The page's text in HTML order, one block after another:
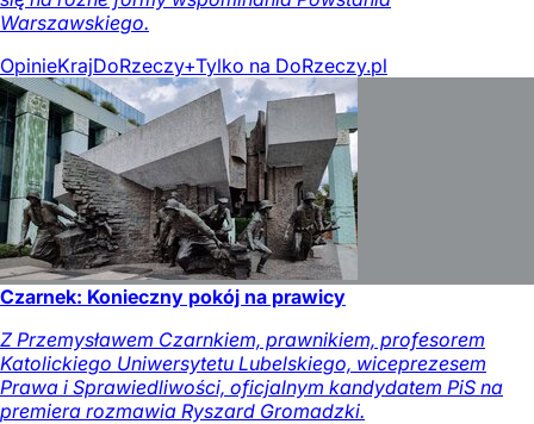
Warszawskiego.
OpinieKrajDoRzeczy+Tylko na DoRzeczy.pl
Czarnek: Konieczny pokój na prawicy
Z Przemysławem Czarnkiem, prawnikiem, profesorem
Katolickiego Uniwersytetu Lubelskiego, wiceprezesem
Prawa i Sprawiedliwości, oficjalnym kandydatem PiS na
premiera rozmawia Ryszard Gromadzki.